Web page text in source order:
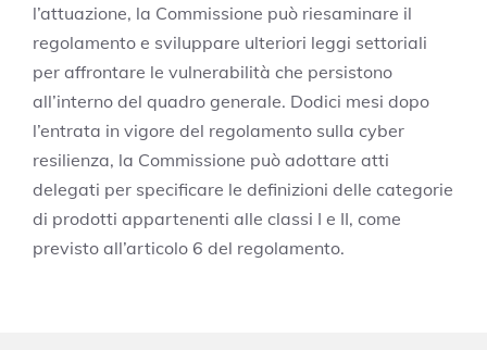
l’attuazione, la Commissione può riesaminare il
regolamento e sviluppare ulteriori leggi settoriali
per affrontare le vulnerabilità che persistono
all’interno del quadro generale. Dodici mesi dopo
l’entrata in vigore del regolamento sulla cyber
resilienza, la Commissione può adottare atti
delegati per specificare le definizioni delle categorie
di prodotti appartenenti alle classi I e II, come
previsto all’articolo 6 del regolamento.